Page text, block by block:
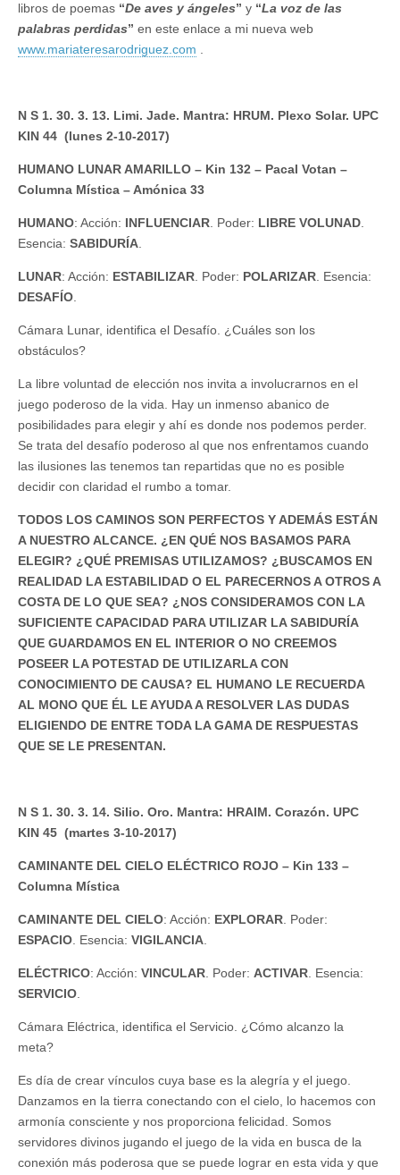
libros de poemas “De aves y ángeles” y “La voz de las
palabras perdidas” en este enlace a mi nueva web
www.mariateresarodriguez.com .
N S 1. 30. 3. 13. Limi. Jade. Mantra: HRUM. Plexo Solar. UPC
KIN 44 (lunes 2-10-2017)
HUMANO LUNAR AMARILLO – Kin 132 – Pacal Votan –
Columna Mística – Amónica 33
HUMANO: Acción: INFLUENCIAR. Poder: LIBRE VOLUNAD.
Esencia: SABIDURÍA.
LUNAR: Acción: ESTABILIZAR. Poder: POLARIZAR. Esencia:
DESAFÍO.
Cámara Lunar, identifica el Desafío. ¿Cuáles son los
obstáculos?
La libre voluntad de elección nos invita a involucrarnos en el
juego poderoso de la vida. Hay un inmenso abanico de
posibilidades para elegir y ahí es donde nos podemos perder.
Se trata del desafío poderoso al que nos enfrentamos cuando
las ilusiones las tenemos tan repartidas que no es posible
decidir con claridad el rumbo a tomar.
TODOS LOS CAMINOS SON PERFECTOS Y ADEMÁS ESTÁN
A NUESTRO ALCANCE. ¿EN QUÉ NOS BASAMOS PARA
ELEGIR? ¿QUÉ PREMISAS UTILIZAMOS? ¿BUSCAMOS EN
REALIDAD LA ESTABILIDAD O EL PARECERNOS A OTROS A
COSTA DE LO QUE SEA? ¿NOS CONSIDERAMOS CON LA
SUFICIENTE CAPACIDAD PARA UTILIZAR LA SABIDURÍA
QUE GUARDAMOS EN EL INTERIOR O NO CREEMOS
POSEER LA POTESTAD DE UTILIZARLA CON
CONOCIMIENTO DE CAUSA? EL HUMANO LE RECUERDA
AL MONO QUE ÉL LE AYUDA A RESOLVER LAS DUDAS
ELIGIENDO DE ENTRE TODA LA GAMA DE RESPUESTAS
QUE SE LE PRESENTAN.
N S 1. 30. 3. 14. Silio. Oro. Mantra: HRAIM. Corazón. UPC
KIN 45 (martes 3-10-2017)
CAMINANTE DEL CIELO ELÉCTRICO ROJO – Kin 133 –
Columna Mística
CAMINANTE DEL CIELO: Acción: EXPLORAR. Poder:
ESPACIO. Esencia: VIGILANCIA.
ELÉCTRICO: Acción: VINCULAR. Poder: ACTIVAR. Esencia:
SERVICIO.
Cámara Eléctrica, identifica el Servicio. ¿Cómo alcanzo la
meta?
Es día de crear vínculos cuya base es la alegría y el juego.
Danzamos en la tierra conectando con el cielo, lo hacemos con
armonía consciente y nos proporciona felicidad. Somos
servidores divinos jugando el juego de la vida en busca de la
conexión más poderosa que se puede lograr en esta vida y que